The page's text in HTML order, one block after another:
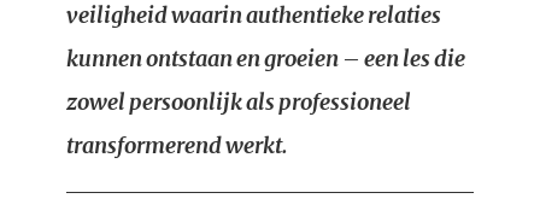
veiligheid waarin authentieke relaties
kunnen ontstaan en groeien – een les die
zowel persoonlijk als professioneel
transformerend werkt.